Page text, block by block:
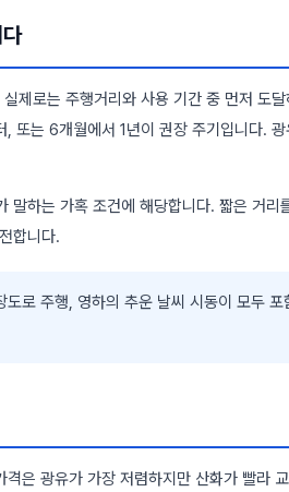
제로는 주행거리와 사용 기간 중 먼저 도
또는 6개월에서 1년이 권장 주기입니다.
하는 가혹 조건에 해당합니다. 짧은 거리
합니다.
로 주행, 영하의 추운 날씨 시동이 모두 포
은 광유가 가장 저렴하지만 산화가 빨라